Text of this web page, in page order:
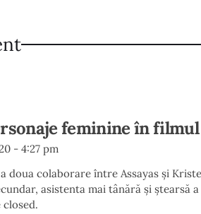
feminine în
- 4:27 pm
doua colaborare între Assayas și
asistenta mai tânără și ștearsă
closed.